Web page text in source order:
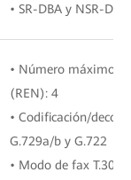
• SR-DBA y NSR-DBA
• Número máximo
(REN): 4
• Codificación/
G.729a/b y G.722
• Modo de fax T.30/